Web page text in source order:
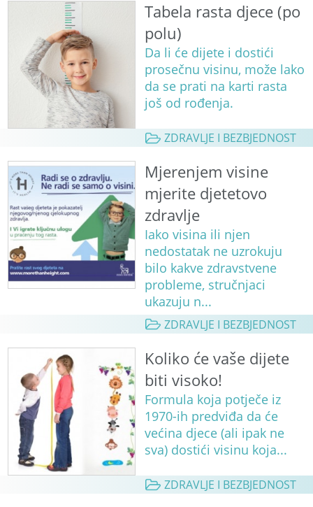
Tabela rasta djece (po
polu)
Da li će dijete i dostići
prosečnu visinu, može lako
da se prati na karti rasta
još od rođenja.
ZDRAVLJE I BEZBJEDNOST
Mjerenjem visine
mjerite djetetovo
zdravlje
Iako visina ili njen
nedostatak ne uzrokuju
bilo kakve zdravstvene
probleme, stručnjaci
ukazuju n...
ZDRAVLJE I BEZBJEDNOST
Koliko će vaše dijete
biti visoko!
Formula koja potječe iz
1970-ih predviđa da će
većina djece (ali ipak ne
sva) dostići visinu koja...
ZDRAVLJE I BEZBJEDNOST